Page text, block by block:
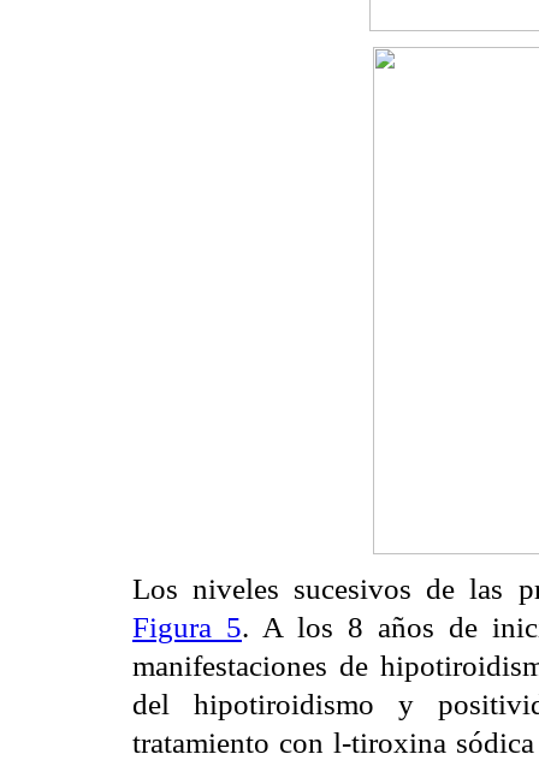
Los niveles sucesivos de las
Figura 5. A los 8 años de
manifestaciones de
del hipotiroidismo y
tratamiento con l-tiroxina